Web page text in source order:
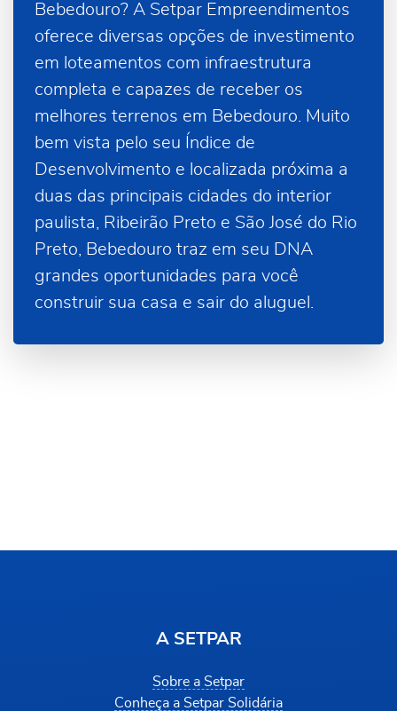
Bebedouro? A Setpar Empreendimentos
oferece diversas opções de investimento
em loteamentos com infraestrutura
completa e capazes de receber os
melhores terrenos em Bebedouro. Muito
bem vista pelo seu Índice de
Desenvolvimento e localizada próxima a
duas das principais cidades do interior
paulista, Ribeirão Preto e São José do Rio
Preto, Bebedouro traz em seu DNA
grandes oportunidades para você
construir sua casa e sair do aluguel.
A SETPAR
Sobre a Setpar
Conheça a Setpar Solidária